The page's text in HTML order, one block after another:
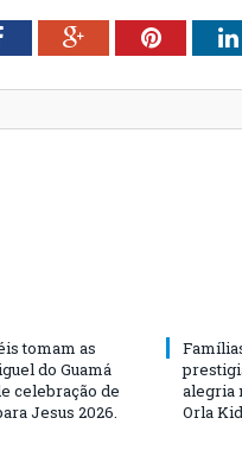
FacebookGoogle+Pinterest
tomam as
do Guamá
celebração de
Jesus 2026.
alegria
Orla